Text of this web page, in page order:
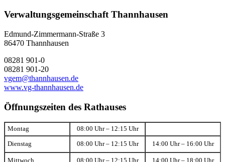
Verwaltungsgemeinschaft Thannhausen
Edmund-Zimmermann-Straße 3
86470 Thannhausen
08281 901-0
08281 901-20
vgem@thannhausen.de
www.vg-thannhausen.de
Öffnungszeiten des Rathauses
Montag 08:00 Uhr – 12:15 Uhr
Dienstag 08:00 Uhr – 12:15 Uhr 14:00 Uhr – 16:00 Uhr